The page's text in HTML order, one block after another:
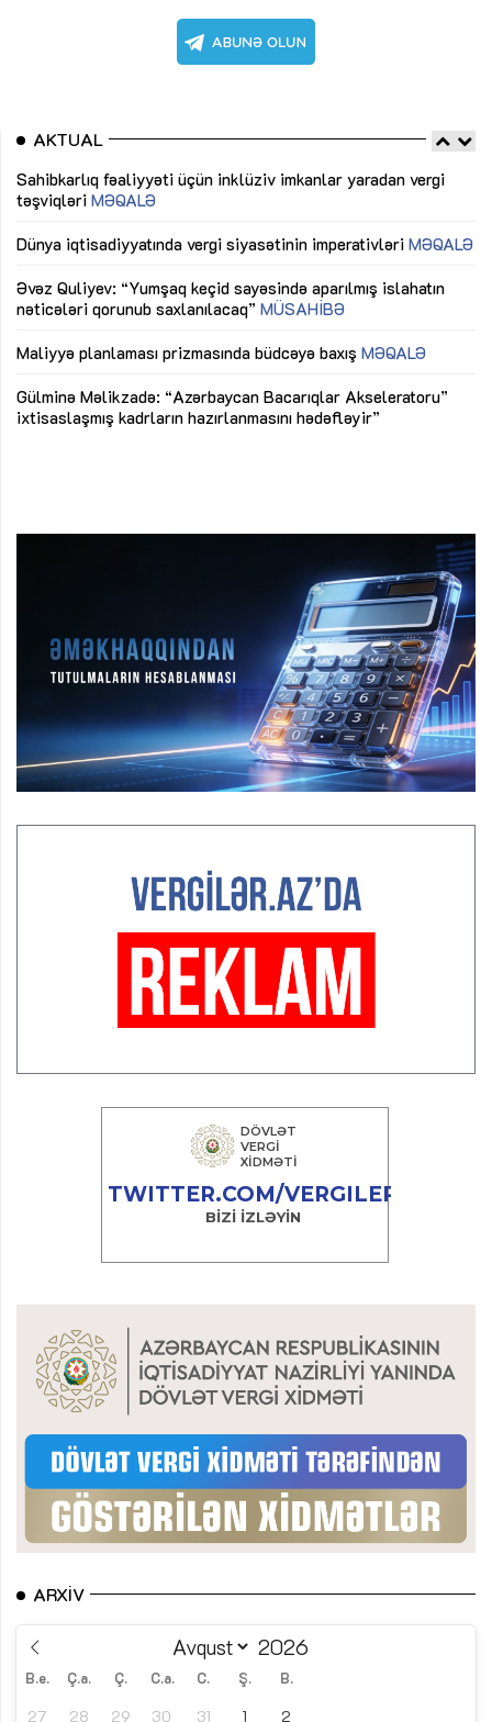
AKTUAL
Sahibkarlıq fəaliyyəti üçün inklüziv imkanlar yaradan vergi
təşviqləri MƏQALƏ
Dünya iqtisadiyyatında vergi siyasətinin imperativləri MƏQALƏ
Əvəz Quliyev: “Yumşaq keçid sayəsində aparılmış islahatın
nəticələri qorunub saxlanılacaq” MÜSAHİBƏ
Maliyyə planlaması prizmasında büdcəyə baxış MƏQALƏ
Gülminə Məlikzadə: “Azərbaycan Bacarıqlar Akseleratoru”
ixtisaslaşmış kadrların hazırlanmasını hədəfləyir”
ARXIV
B.e. Ç.a. Ç. C.a. C. Ş. B.
27 28 29 30 31 1 2